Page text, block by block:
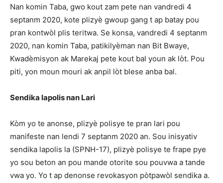
Nan komin Taba, gwo kout zam pete nan vandredi 4
septanm 2020, kote plizyè gwoup gang t ap batay pou
pran kontwòl plis teritwa. Se konsa, vandredi 4 septanm
2020, nan komin Taba, patikilyèman nan Bit Bwaye,
Kwadèmisyon ak Marekaj pete kout bal youn ak lòt. Pou
piti, yon moun mouri ak anpil lòt blese anba bal.
Sendika lapolis nan Lari
Kòm yo te anonse, plizyè polisye te pran lari pou
manifeste nan lendi 7 septanm 2020 an. Sou inisyativ
sendika lapolis la (SPNH-17), plizyè polisye te frape pye
yo sou beton an pou mande otorite sou pouvwa a tande
vwa yo. Yo t ap denonse revokasyon pòtpawòl sendika a.